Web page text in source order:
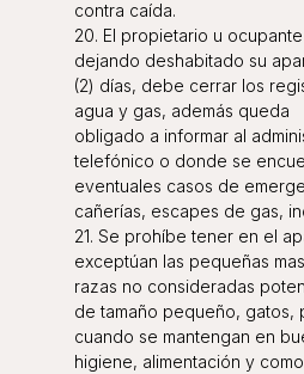
contra caída.
20. El propietario u
dejando deshabitado su
(2) días, debe cerrar los
agua y gas, además queda
obligado a informar al
telefónico o donde se
eventuales casos de
cañerías, escapes de gas,
21. Se prohíbe tener en el
exceptúan las pequeñas
razas no consideradas
de tamaño pequeño, gatos,
cuando se mantengan en
higiene, alimentación y